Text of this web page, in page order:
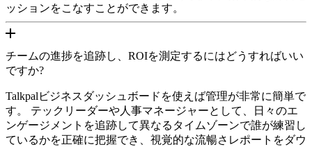
ッションをこなすことができます。
チームの進捗を追跡し、ROIを測定するにはどうすればいい
ですか?
Talkpalビジネスダッシュボードを使えば管理が非常に簡単で
す。 テックリーダーや人事マネージャーとして、日々のエ
ンゲージメントを追跡して異なるタイムゾーンで誰が練習し
ているかを正確に把握でき、視覚的な流暢さレポートをダウ